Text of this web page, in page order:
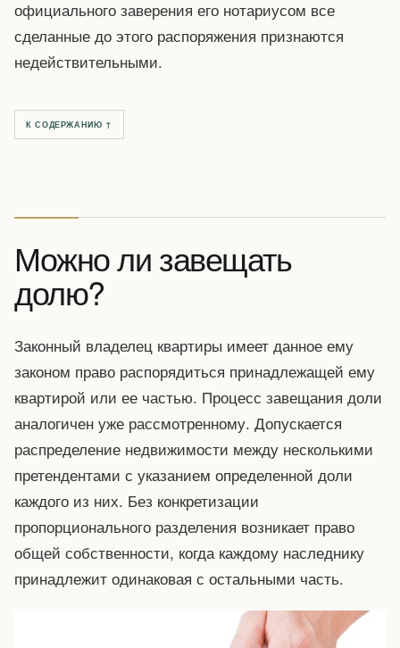
официального заверения его нотариусом все
сделанные до этого распоряжения признаются
недействительными.
К СОДЕРЖАНИЮ ↑
Можно ли завещать
долю?
Законный владелец квартиры имеет данное ему
законом право распорядиться принадлежащей ему
квартирой или ее частью. Процесс завещания доли
аналогичен уже рассмотренному. Допускается
распределение недвижимости между несколькими
претендентами с указанием определенной доли
каждого из них. Без конкретизации
пропорционального разделения возникает право
общей собственности, когда каждому наследнику
принадлежит одинаковая с остальными часть.